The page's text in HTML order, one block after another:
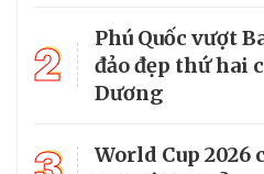
2
Phú Quốc vượt
đảo đẹp thứ hai
Dương
World Cup